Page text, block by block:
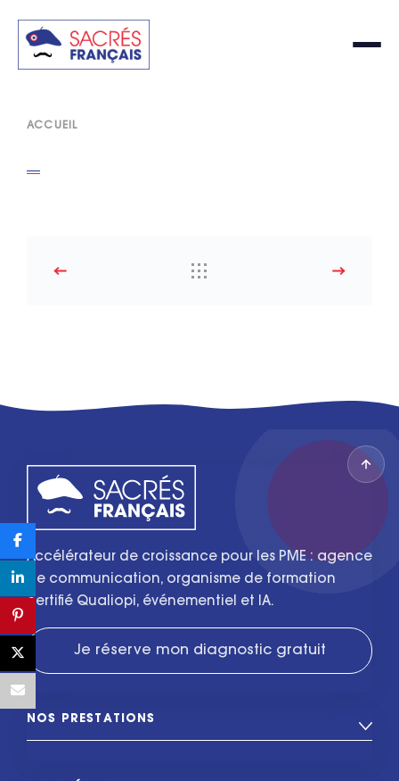
ACCUEIL
Accélérateur de croissance pour les PME : agence
de communication, organisme de formation
certifié Qualiopi, événementiel et IA.
Je réserve mon diagnostic gratuit
NOS PRESTATIONS